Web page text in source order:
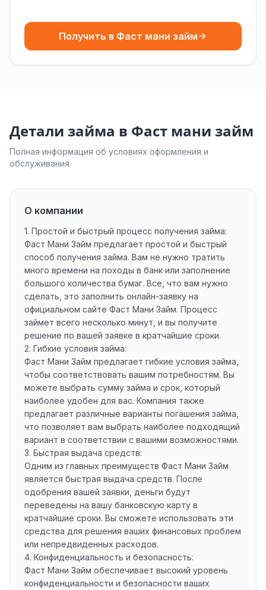
Получить в Фаст мани займ
Детали займа в Фаст мани займ
Полная информация об условиях оформления и
обслуживания.
О компании
1. Простой и быстрый процесс получения займа:
Фаст Мани Займ предлагает простой и быстрый
способ получения займа. Вам не нужно тратить
много времени на походы в банк или заполнение
большого количества бумаг. Все, что вам нужно
сделать, это заполнить онлайн-заявку на
официальном сайте Фаст Мани Займ. Процесс
займет всего несколько минут, и вы получите
решение по вашей заявке в кратчайшие сроки.
2. Гибкие условия займа:
Фаст Мани Займ предлагает гибкие условия займа,
чтобы соответствовать вашим потребностям. Вы
можете выбрать сумму займа и срок, который
наиболее удобен для вас. Компания также
предлагает различные варианты погашения займа,
что позволяет вам выбрать наиболее подходящий
вариант в соответствии с вашими возможностями.
3. Быстрая выдача средств:
Одним из главных преимуществ Фаст Мани Займ
является быстрая выдача средств. После
одобрения вашей заявки, деньги будут
переведены на вашу банковскую карту в
кратчайшие сроки. Вы сможете использовать эти
средства для решения ваших финансовых проблем
или непредвиденных расходов.
4. Конфиденциальность и безопасность:
Фаст Мани Займ обеспечивает высокий уровень
конфиденциальности и безопасности ваших